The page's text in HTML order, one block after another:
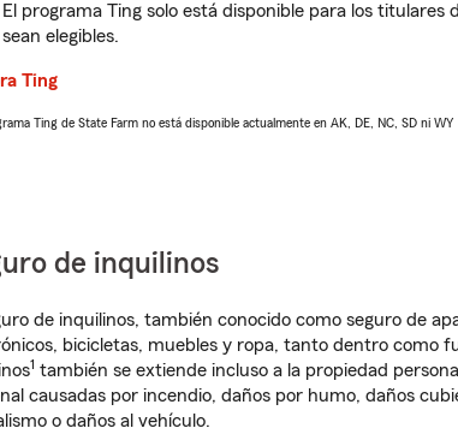
El programa Ting solo está disponible para los
sean elegibles.
Ting
Ting de State Farm no está disponible actualmente en AK, DE, NC, SD ni WY
de inquilinos
de inquilinos, también conocido como seguro de
bicicletas, muebles y ropa, tanto dentro como
1 también se extiende incluso a la propiedad
causadas por incendio, daños por humo, daños
o daños al vehículo.